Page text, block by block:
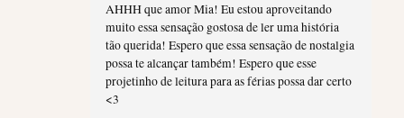
AHHH que amor Mia! Eu estou aproveitando
muito essa sensação gostosa de ler uma história
tão querida! Espero que essa sensação de nostalgia
possa te alcançar também! Espero que esse
projetinho de leitura para as férias possa dar certo
<3